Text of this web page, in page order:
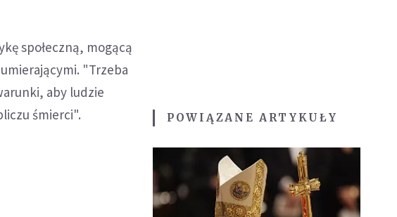
społeczną, mogącą
"Trzeba
aby ludzie
śmierci".
POWIĄZANE ARTYKUŁY